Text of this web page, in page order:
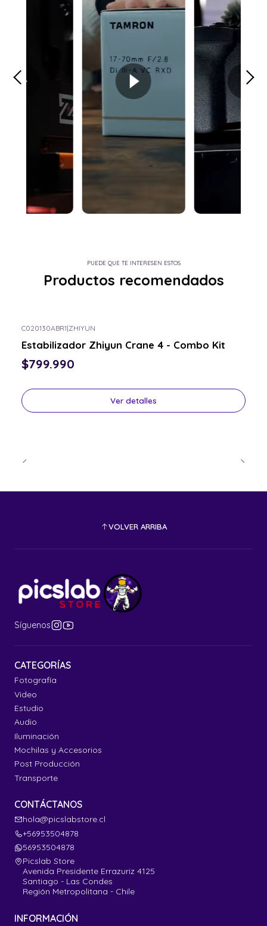
PUEDE QUE TE INTERESEN ESTOS
Productos recomendados
C020130ABR1|ZHIYUN
Estabilizador Zhiyun Crane 4 - Combo Kit
$799.990
Ver detalles
VOLVER ARRIBA
Síguenos
CATEGORÍAS
Fotografía
Video
Estudio
Audio
Iluminación
Mochilas y Accesorios
Post Producción
Transporte
CONTÁCTANOS
hola@picslabstore.cl
+56953504878
56953504878
Picslab Store
Avenida Presidente Errazuriz 4125
Santiago - Las Condes
Región Metropolitana - Chile
INFORMACIÓN